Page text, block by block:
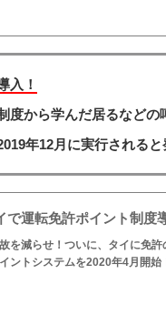
入！
度から学んだ居るなど
年12月に実行されると
運転免許ポイント制度
を減らせ！ついに、タイに免
ントシステムを2020年4月開始